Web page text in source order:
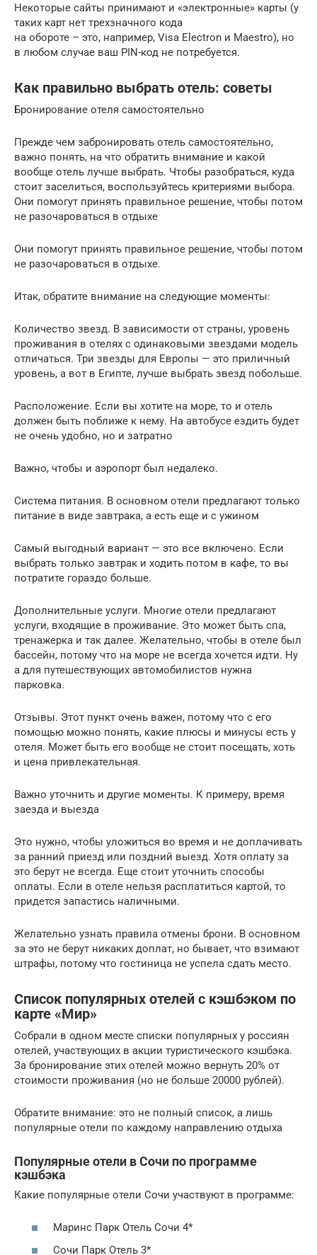
Некоторые сайты принимают и «электронные» карты (у
таких карт нет трехзначного кода
на обороте – это, например, Visa Electron и Maestro), но
в любом случае ваш PIN-код не потребуется.
Как правильно выбрать отель: советы
Бронирование отеля самостоятельно
Прежде чем забронировать отель самостоятельно,
важно понять, на что обратить внимание и какой
вообще отель лучше выбрать. Чтобы разобраться, куда
стоит заселиться, воспользуйтесь критериями выбора.
Они помогут принять правильное решение, чтобы потом
не разочароваться в отдыхе
Они помогут принять правильное решение, чтобы потом
не разочароваться в отдыхе.
Итак, обратите внимание на следующие моменты:
Количество звезд. В зависимости от страны, уровень
проживания в отелях с одинаковыми звездами модель
отличаться. Три звезды для Европы — это приличный
уровень, а вот в Египте, лучше выбрать звезд побольше.
Расположение. Если вы хотите на море, то и отель
должен быть поближе к нему. На автобусе ездить будет
не очень удобно, но и затратно
Важно, чтобы и аэропорт был недалеко.
Система питания. В основном отели предлагают только
питание в виде завтрака, а есть еще и с ужином
Самый выгодный вариант — это все включено. Если
выбрать только завтрак и ходить потом в кафе, то вы
потратите гораздо больше.
Дополнительные услуги. Многие отели предлагают
услуги, входящие в проживание. Это может быть спа,
тренажерка и так далее. Желательно, чтобы в отеле был
бассейн, потому что на море не всегда хочется идти. Ну
а для путешествующих автомобилистов нужна
парковка.
Отзывы. Этот пункт очень важен, потому что с его
помощью можно понять, какие плюсы и минусы есть у
отеля. Может быть его вообще не стоит посещать, хоть
и цена привлекательная.
Важно уточнить и другие моменты. К примеру, время
заезда и выезда
Это нужно, чтобы уложиться во время и не доплачивать
за ранний приезд или поздний выезд. Хотя оплату за
это берут не всегда. Еще стоит уточнить способы
оплаты. Если в отеле нельзя расплатиться картой, то
придется запастись наличными.
Желательно узнать правила отмены брони. В основном
за это не берут никаких доплат, но бывает, что взимают
штрафы, потому что гостиница не успела сдать место.
Список популярных отелей с кэшбэком по
карте «Мир»
Собрали в одном месте списки популярных у россиян
отелей, участвующих в акции туристического кэшбэка.
За бронирование этих отелей можно вернуть 20% от
стоимости проживания (но не больше 20000 рублей).
Обратите внимание: это не полный список, а лишь
популярные отели по каждому направлению отдыха
Популярные отели в Сочи по программе
кэшбэка
Какие популярные отели Сочи участвуют в программе:
Маринс Парк Отель Сочи 4*
Сочи Парк Отель 3*